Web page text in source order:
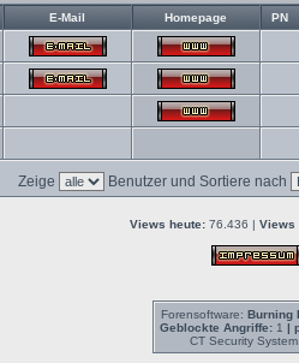
E-Mail Homepage PN
Zeige Benutzer und Sortiere nach
Views heute: 76.436 | Views
Forensoftware: Burning
Geblockte Angriffe:1 |
CT Security